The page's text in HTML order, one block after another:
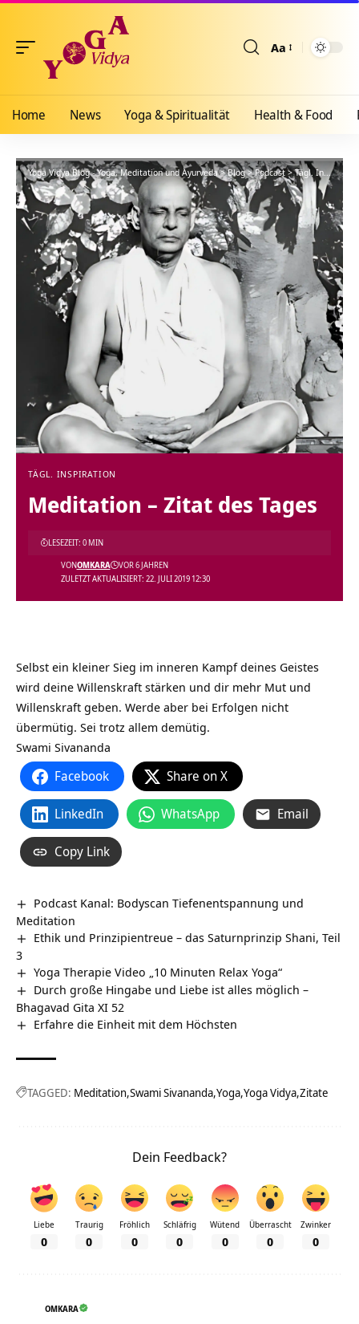
Aa
Home News Yoga & Spiritualität Health & Food
Yoga Vidya Blog - Yoga, Meditation und Ayurveda>Blog>Podcast>Tägl. Inspiration
TÄGL. INSPIRATION
Meditation – Zitat des Tages
ZULETZT AKTUALISIERT: 22. JULI 2019 12:30
VONOMKARA VOR 6 JAHREN
LESEZEIT: 0 MIN
Selbst ein kleiner Sieg im inneren Kampf deines Geistes
wird deine Willenskraft stärken und dir mehr Mut und
Willenskraft geben. Werde aber bei Erfolgen nicht
übermütig. Sei trotz allem demütig.
Swami Sivananda
Facebook Share on X
LinkedIn WhatsApp Email
Copy Link
Podcast Kanal: Bodyscan Tiefenentspannung und
Meditation
Ethik und Prinzipientreue – das Saturnprinzip Shani, Teil
3
Yoga Therapie Video „10 Minuten Relax Yoga“
Durch große Hingabe und Liebe ist alles möglich –
Bhagavad Gita XI 52
Erfahre die Einheit mit dem Höchsten
TAGGED: Meditation Swami Sivananda Yoga Yoga Vidya Zitate
Dein Feedback?
Liebe
0
Traurig
0
Fröhlich
0
Schläfrig
0
Wütend
0
Überrascht
0
Zwinker
0
OMKARA